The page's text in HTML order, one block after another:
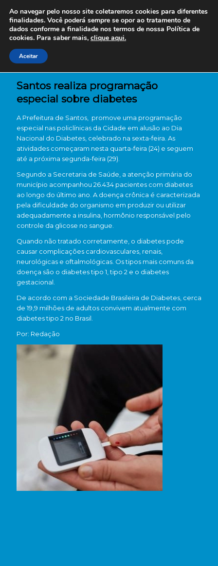
Santos realiza programação
especial sobre diabetes
A Prefeitura de Santos, promove uma programação
especial nas policlínicas da Cidade em alusão ao Dia
Nacional do Diabetes, celebrado na sexta-feira. As
atividades começaram nesta quarta-feira (24) e seguem
até a próxima segunda-feira (29).
Segundo a Secretaria de Saúde, a atenção primária do
município acompanhou 26.434 pacientes com diabetes
ao longo do último ano. A doença crônica é caracterizada
pela dificuldade do organismo em produzir ou utilizar
adequadamente a insulina, hormônio responsável pelo
controle da glicose no sangue.
Quando não tratado corretamente, o diabetes pode
causar complicações cardiovasculares, renais,
neurológicas e oftalmológicas. Os tipos mais comuns da
doença são o diabetes tipo 1, tipo 2 e o diabetes
gestacional.
De acordo com a Sociedade Brasileira de Diabetes, cerca
de 19,9 milhões de adultos convivem atualmente com
diabetes tipo 2 no Brasil.
Por: Redação
Ao navegar pelo nosso site coletaremos cookies para diferentes
finalidades. Você poderá sempre se opor ao tratamento de
dados conforme a finalidade nos termos de nossa Política de
cookies. Para saber mais, clique aqui.
Aceitar